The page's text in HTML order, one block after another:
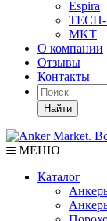
Espira
MKT
О компании
Отзывы
Контакты
Найти
МЕНЮ
Каталог